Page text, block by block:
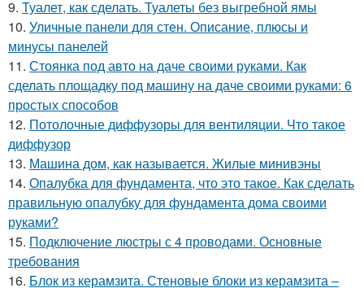
9. Туалет, как сделать. Туалеты без выгребной ямы
10. Уличные панели для стен. Описание, плюсы и
минусы панелей
11. Стоянка под авто на даче своими руками. Как
сделать площадку под машину на даче своими руками: 6
простых способов
12. Потолочные диффузоры для вентиляции. Что такое
диффузор
13. Машина дом, как называется. Жилые минивэны
14. Опалубка для фундамента, что это такое. Как сделать
правильную опалубку для фундамента дома своими
руками?
15. Подключение люстры с 4 проводами. Основные
требования
16. Блок из керамзита. Стеновые блоки из керамзита –